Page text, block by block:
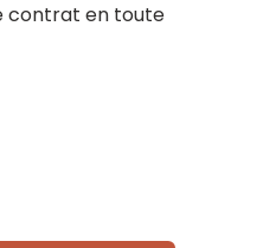
contrat en toute